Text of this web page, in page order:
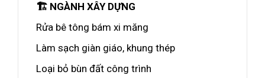
🏗️ NGÀNH XÂY DỰNG
Rửa bê tông bám xi măng
Làm sạch giàn giáo, khung thép
Loại bỏ bùn đất công trình